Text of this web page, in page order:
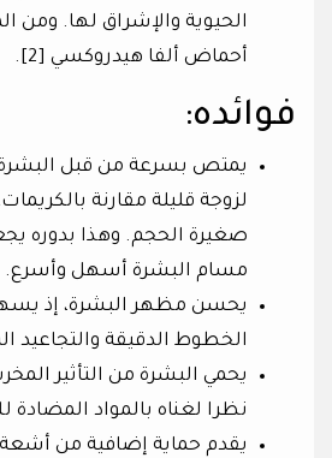
الحيوية والإشراق لها. ومن
أحماض ألفا هيدروكسي [2].
فوائده:
يمتص بسرعة من قبل
لزوجة قليلة مقارنة
صغيرة الحجم. وهذا بدوره
مسام البشرة أسهل وأسرع.
يحسن مظهر البشرة، إذ
الخطوط الدقيقة والتجاعيد
يحمي البشرة من التأثير
نظرا لغناه بالمواد المضادة
يقدم حماية إضافية من